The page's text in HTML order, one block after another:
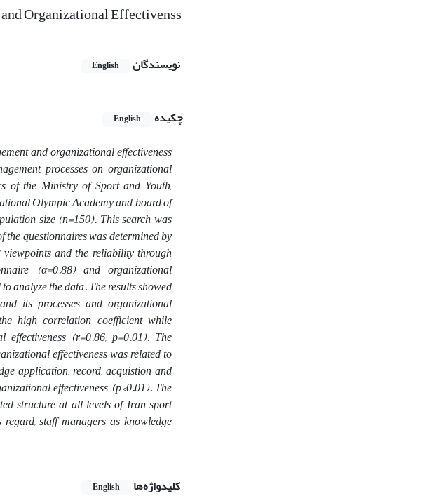
Organizational Effectivenss
نویسندگان English
چکیده English
and organizational effectiveness
processes on organizational
of the Ministry of Sport and Youth,
Olympic Academy and board of
size (n=150). This search was
questionnaires was determined by
and the reliability through
(α=0.88) and organizational
analyze the data. The results showed
its processes and organizational
high correlation coefficient while
(r=0.86, p=0.01). The
effectiveness was related to
application, record, acquistion and
effectiveness (p<0.01). The
structure at all levels of Iran sport
staff managers as knowledge
کلیدواژه‌ها English